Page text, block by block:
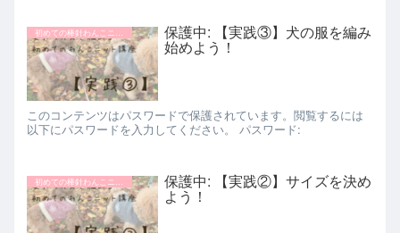
初めての棒針わんこニット講座 保護中: 【実践③】犬の服を編み
始めよう！
このコンテンツはパスワードで保護されています。閲覧するには
以下にパスワードを入力してください。 パスワード:
初めての棒針わんこニット講座 保護中: 【実践②】サイズを決め
よう！